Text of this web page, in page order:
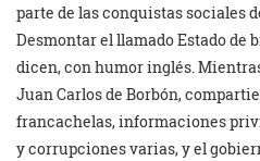
parte de las conquistas sociales
Desmontar el llamado Estado de
dicen, con humor inglés.
Juan Carlos de Borbón,
francachelas, informaciones
y corrupciones varias, y el